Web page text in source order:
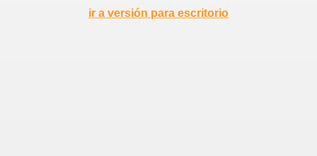
ir a versión para escritorio